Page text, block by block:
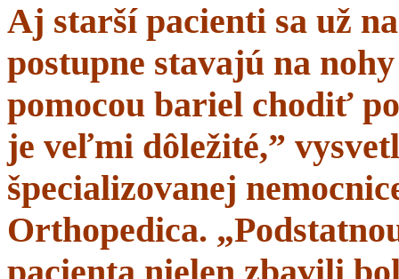
Aj starší pacienti sa už
postupne stavajú na
pomocou bariel chodiť
je veľmi dôležité,”
špecializovanej
Orthopedica.